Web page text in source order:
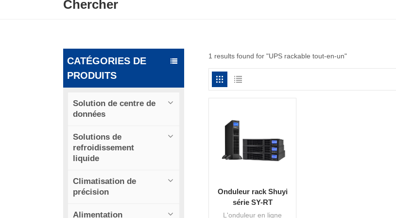
Chercher
CATÉGORIES DE
PRODUITS
Solution de centre de
données
Solutions de
refroidissement
liquide
Climatisation de
précision
Alimentation
1 results found for "UPS rackable tout-en-un"
Onduleur rack Shuyi
série SY-RT
WinnerPro+ 1-10 kVA
L'onduleur en ligne